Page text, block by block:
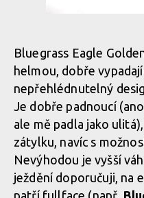
Bluegrass Eagle
helmou, dobře
nepřehlédnutelný
Je dobře padnoucí
ale mě padla jako
zátylku, navíc s
Nevýhodou je vyšší
ježdění doporučuji, na